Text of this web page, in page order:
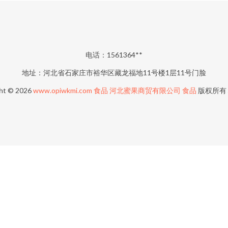
电话：1561364**
地址：河北省石家庄市裕华区藏龙福地11号楼1层11号门脸
© 2026www.opiwkmi.com 食品 河北蜜果商贸有限公司 食品 版权所有